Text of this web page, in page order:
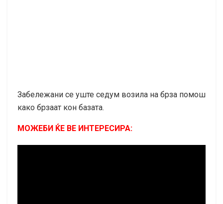
Забележани се уште седум возила на брза помош
како брзаат кон базата.
МОЖЕБИ ЌЕ ВЕ ИНТЕРЕСИРА: